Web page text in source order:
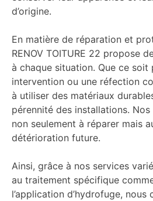
d’origine.
En matière de réparation et
RENOV TOITURE 22 propose
à chaque situation. Que ce soit
intervention ou une réfection
à utiliser des matériaux
pérennité des installations.
non seulement à réparer mais
détérioration future.
Ainsi, grâce à nos services
au traitement spécifique
l’application d’hydrofuge, nous